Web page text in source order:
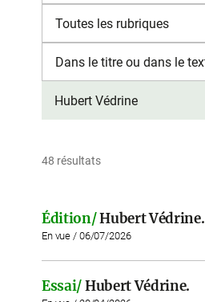
48 résultats
Édition/Hubert Védrine.
En vue / 06/07/2026
Essai/Hubert Védrine.